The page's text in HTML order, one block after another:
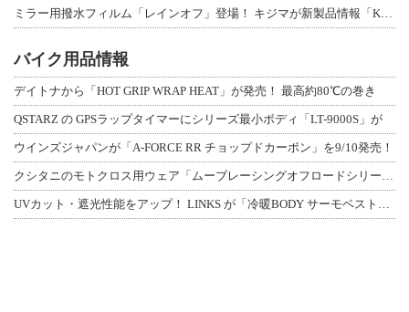
バイク用品情報
デイトナから「HOT GRIP WRAP HEAT」が発売！ 最高約80℃の巻き
QSTARZ の GPSラップタイマーにシリーズ最小ボディ「LT-9000S」が
ウインズジャパンが「A-FORCE RR チョップドカーボン」を9/10発売！